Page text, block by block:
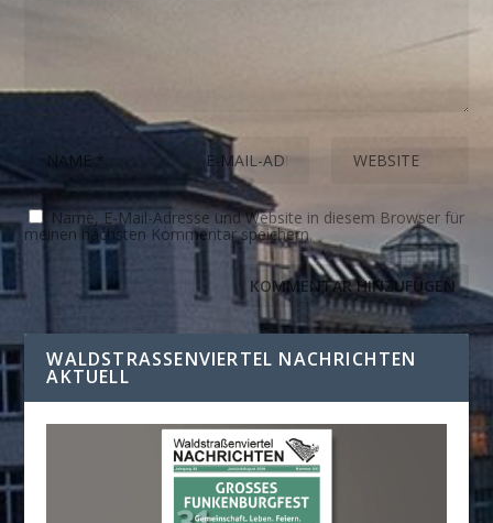
Name, E-Mail-Adresse und Website in diesem Browser für
meinen nächsten Kommentar speichern.
WALDSTRASSENVIERTEL NACHRICHTEN A
KTUELL